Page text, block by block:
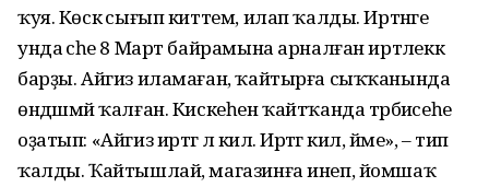
ҡуя. Көскә сығып киттем, илап ҡалды. Иртәнге
унда әсәһе 8 Март байрамына арналған иртәлеккә
барҙы. Айгиз иламаған, ҡайтырға сыҡҡанында
өндәшмәй ҡалған. Кискеһен ҡайтҡанда тәрбиәсеһе
оҙатып: «Айгиз иртәгә лә килә. Иртәгә кил, йәме», – тип
ҡалды. Ҡайтышлай, магазинға инеп, йомшаҡ